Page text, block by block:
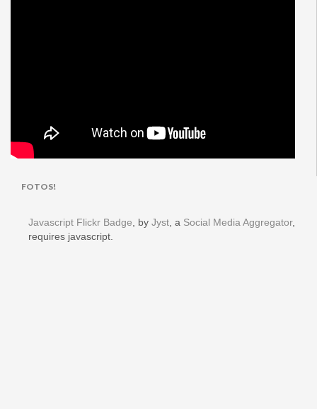
FOTOS!
Javascript Flickr Badge , by Jyst , a Social Media Aggregator,
requires javascript.